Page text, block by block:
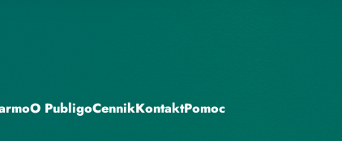
O PubligoCennikKontaktPomoc